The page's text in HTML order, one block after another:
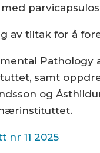
tiltak for å
samt
og
nr 11 2025